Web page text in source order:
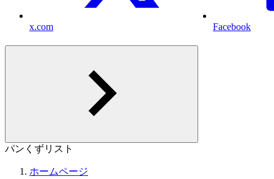
x.com Facebook
パンくずリスト
ホームページ